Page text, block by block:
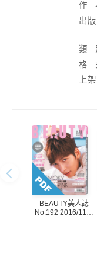
作
出版
類
格
上架
BEAUTY美人誌
No.192 2016/11月